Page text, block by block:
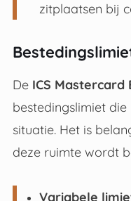
zitplaatsen bij
De ICS Mastercard
bestedingslimiet
situatie. Het is
deze ruimte wordt
Variabele